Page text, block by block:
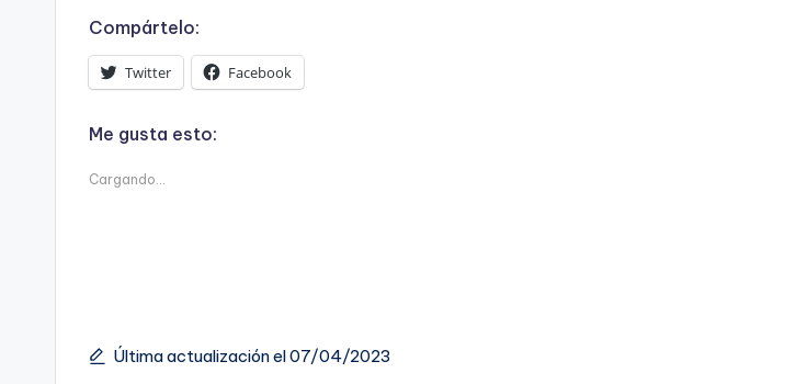
Compártelo:
Twitter Facebook
Me gusta esto:
Cargando...
Última actualización el 07/04/2023